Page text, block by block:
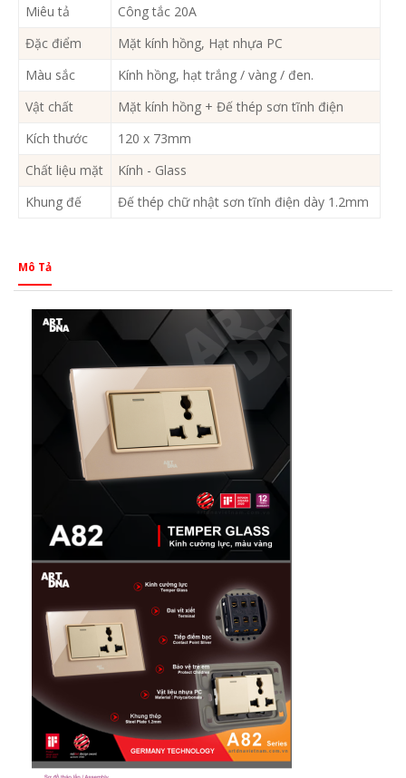
Miêu tả
Công tắc 20A
Đặc điểm
Mặt kính hồng, Hạt nhựa PC
Màu sắc
Kính hồng, hạt trắng / vàng / đen.
Vật chất
Mặt kính hồng + Đế thép sơn tĩnh điện
Kích thước
120 x 73mm
Chất liệu mặt
Kính - Glass
Khung đế
Đế thép chữ nhật sơn tĩnh điện dày 1.2mm
Mô Tả